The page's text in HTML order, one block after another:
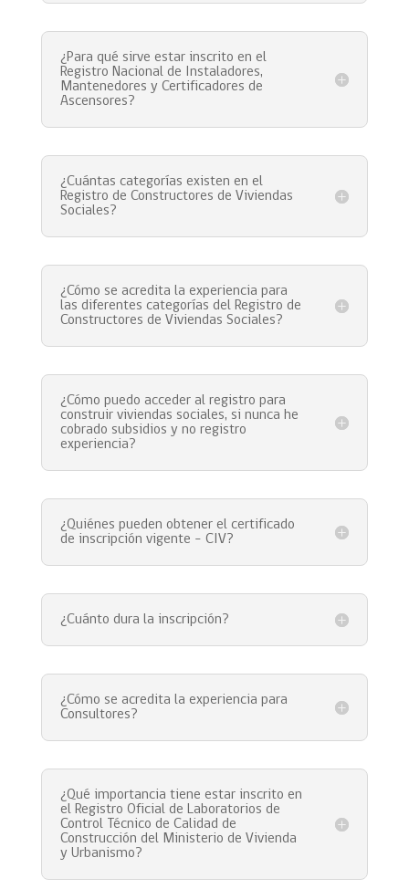
¿Para qué sirve estar inscrito en el
Registro Nacional de Instaladores,
Mantenedores y Certificadores de
Ascensores?
¿Cuántas categorías existen en el
Registro de Constructores de Viviendas
Sociales?
¿Cómo se acredita la experiencia para
las diferentes categorías del Registro de
Constructores de Viviendas Sociales?
¿Cómo puedo acceder al registro para
construir viviendas sociales, si nunca he
cobrado subsidios y no registro
experiencia?
¿Quiénes pueden obtener el certificado
de inscripción vigente – CIV?
¿Cuánto dura la inscripción?
¿Cómo se acredita la experiencia para
Consultores?
¿Qué importancia tiene estar inscrito en
el Registro Oficial de Laboratorios de
Control Técnico de Calidad de
Construcción del Ministerio de Vivienda
y Urbanismo?